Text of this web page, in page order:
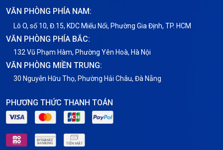
Tin tức
VĂN PHÒNG PHÍA NAM:
Lô O, số 10, Đ.15, KDC Miếu Nổi, Phường Gia Định, TP. HCM
VĂN PHÒNG PHÍA BẮC:
132 Vũ Phạm Hàm, Phường Yên Hoà, Hà Nội
VĂN PHÒNG MIỀN TRUNG:
30 Nguyễn Hữu Thọ, Phường Hải Châu, Đà Nẵng
PHƯƠNG THỨC THANH TOÁN